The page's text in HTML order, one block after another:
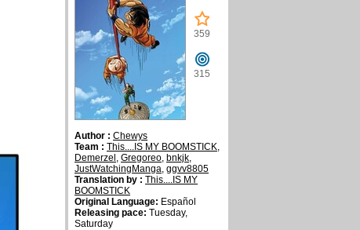
359
315
Author : Chewys
Team : This....IS MY BOOMSTICK,
Demerzel , Gregoreo, bnkjk,
JustWatchingManga, ggvv8805
Translation by : This....IS MY
BOOMSTICK
Original Language: Español
Releasing pace: Tuesday,
Saturday